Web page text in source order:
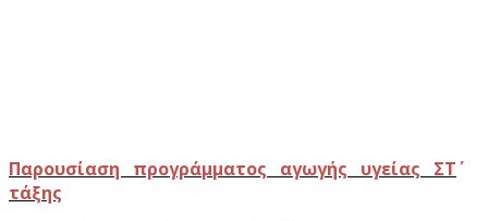
Παρουσίαση προγράμματος αγωγής υγείας ΣΤ΄
τάξης